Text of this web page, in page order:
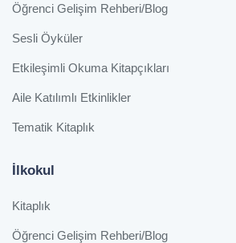
Öğrenci Gelişim Rehberi/Blog
Sesli Öyküler
Etkileşimli Okuma Kitapçıkları
Aile Katılımlı Etkinlikler
Tematik Kitaplık
İlkokul
Kitaplık
Öğrenci Gelişim Rehberi/Blog